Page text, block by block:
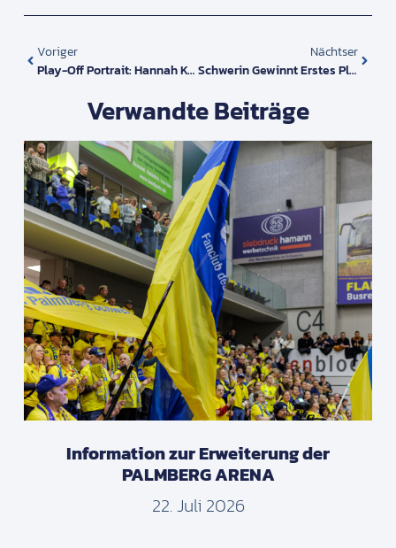
Voriger
Play-Off Portrait: Hannah Kohn & Anne Hölzig – Ein Duo Mit Teamgeist
Nächtser
Schwerin Gewinnt Erstes Play-Off Viertelfinale Gegen Aachen
Verwandte Beiträge
Information zur Erweiterung der
PALMBERG ARENA
22. Juli 2026